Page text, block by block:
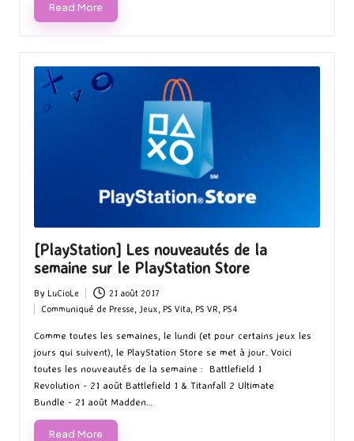
Read More
[PlayStation] Les nouveautés de la
semaine sur le PlayStation Store
Posted
by
By LuCioLe 21 août 2017
Posted
Communiqué de Presse Jeux PS Vita PS VR PS4
Comme toutes les semaines, le lundi (et pour certains jeux les
jours qui suivent), le PlayStation Store se met à jour. Voici
toutes les nouveautés de la semaine : Battlefield 1
Revolution - 21 août Battlefield 1 & Titanfall 2 Ultimate
Bundle - 21 août Madden…
Read More